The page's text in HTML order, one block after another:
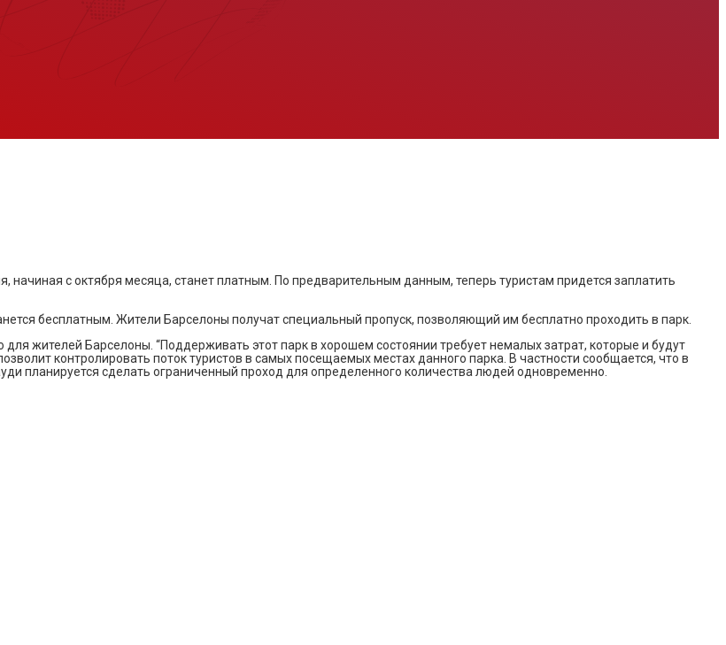
начиная с октября месяца, станет платным. По предварительным данным, теперь туристам придется заплатить
бесплатным. Жители Барселоны получат специальный пропуск, позволяющий им бесплатно проходить в парк.
жителей Барселоны. “Поддерживать этот парк в хорошем состоянии требует немалых затрат, которые и будут
контролировать поток туристов в самых посещаемых местах данного парка. В частности сообщается, что в
планируется сделать ограниченный проход для определенного количества людей одновременно.